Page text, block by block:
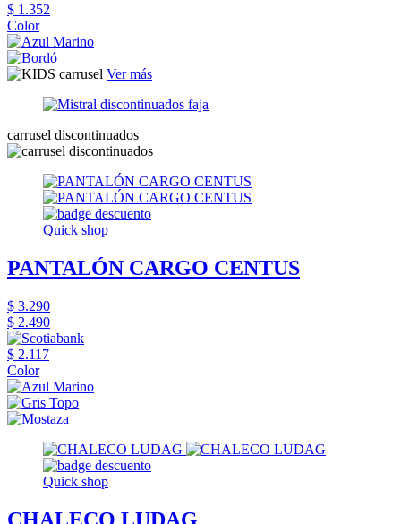
$ 1.352
Color
Ver más
carrusel discontinuados
Quick shop
PANTALÓN CARGO CENTUS
$ 3.290
$ 2.490
$ 2.117
Color
Quick shop
CHALECO LUDAG